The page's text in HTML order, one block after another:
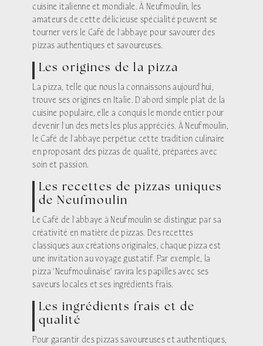
cuisine italienne et mondiale. À Neufmoulin, les
amateurs de cette délicieuse spécialité peuvent se
tourner vers le Café de l'abbaye pour savourer des
pizzas authentiques et savoureuses.
Les origines de la pizza
La pizza, telle que nous la connaissons aujourd'hui,
trouve ses origines en Italie. D'abord simple plat de la
cuisine populaire, elle a conquis le monde entier pour
devenir l'un des mets les plus appréciés. À Neufmoulin,
le Café de l'abbaye perpétue cette tradition culinaire
en proposant des pizzas de qualité, préparées avec
soin et passion.
Les recettes de pizzas uniques
de Neufmoulin
Le Café de l'abbaye à Neufmoulin se distingue par sa
créativité en matière de pizzas. Des recettes
classiques aux créations originales, chaque pizza est
une invitation au voyage gustatif. Par exemple, la
pizza "Neufmoulinaise" ravira les papilles avec ses
saveurs locales et ses ingrédients frais.
Les ingrédients frais et de
qualité
Pour garantir des pizzas savoureuses et authentiques,